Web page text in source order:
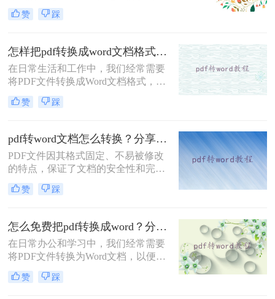
文件一般除了浏览还需要编辑外，想
要编辑时，就要将电脑pdf怎么转换成
就来给大家讲讲pdf转word的方法，教
会你快速转换。
赞 踩
怎样把pdf转换成word文档格式？分享两种有效方法！
在日常生活和工作中，我们经常需要
将PDF文件转换成Word文档格式，以
便进行编辑、修改和排版。那么怎样
把pdf转换成word文档格式呢？本文将
赞 踩
pdf转word文档怎么转换？分享三个简单转换方法！
PDF文件因其格式固定、不易被修改
的特点，保证了文档的安全性和完整
性，但同时也带来了不易编辑的缺
点。在实际应用中，我们经常需要将
修改、编辑或进一步处理。那么pdf转
word文档怎么转换呢？本文将介绍三
种将PDF转换为Word文档的方法。
赞 踩
怎么免费把pdf转换成word？分享3种转换方法!
在日常办公和学习中，我们经常需要
将PDF文件转换为Word文档，以便进
行编辑和修改。那么怎么免费把pdf转
换成word呢？本文将介绍三种免费将
赞 踩